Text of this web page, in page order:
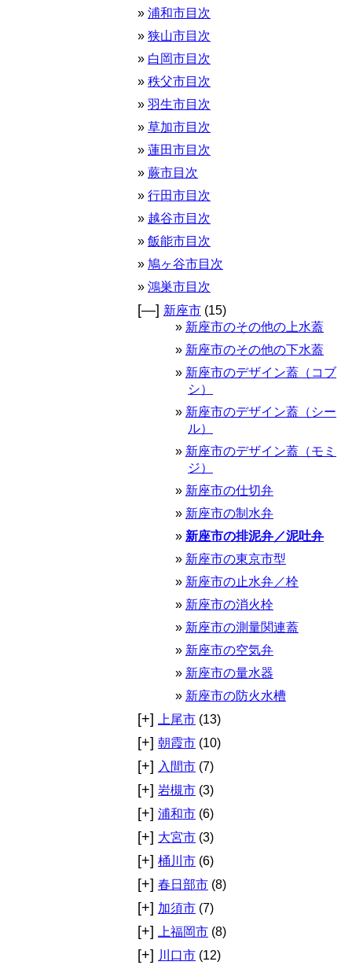
浦和市目次
狭山市目次
白岡市目次
秩父市目次
羽生市目次
草加市目次
蓮田市目次
蕨市目次
行田市目次
越谷市目次
飯能市目次
鳩ヶ谷市目次
鴻巣市目次
[—] 新座市 (15)
新座市のその他の上水蓋
新座市のその他の下水蓋
新座市のデザイン蓋（コブ
シ）
新座市のデザイン蓋（シー
ル）
新座市のデザイン蓋（モミ
ジ）
新座市の仕切弁
新座市の制水弁
新座市の排泥弁／泥吐弁
新座市の東京市型
新座市の止水弁／栓
新座市の消火栓
新座市の測量関連蓋
新座市の空気弁
新座市の量水器
新座市の防火水槽
[+] 上尾市 (13)
[+] 朝霞市 (10)
[+] 入間市 (7)
[+] 岩槻市 (3)
[+] 浦和市 (6)
[+] 大宮市 (3)
[+] 桶川市 (6)
[+] 春日部市 (8)
[+] 加須市 (7)
[+] 上福岡市 (8)
[+] 川口市 (12)